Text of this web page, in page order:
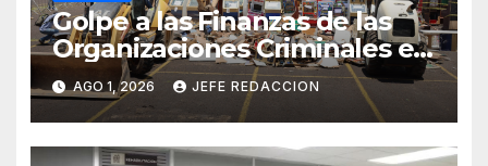
Golpe a las Finanzas de las
Organizaciones Criminales en
Operativos
Interinstitucionales
AGO 1, 2026 JEFE REDACCION